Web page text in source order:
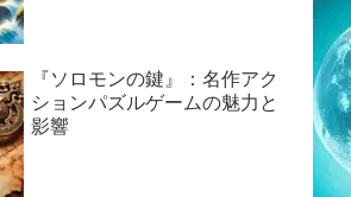
『ソロモンの鍵』：名作アク
ションパズルゲームの魅力と
影響